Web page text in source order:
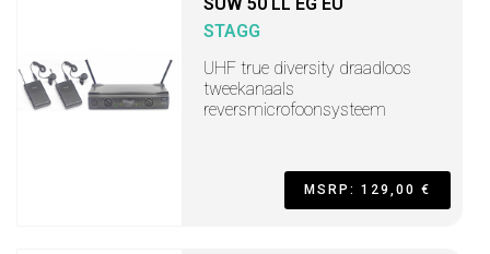
STAGG
UHF true diversity draadloos
tweekanaals
reversmicrofoonsysteem
MSRP: 129,00 €